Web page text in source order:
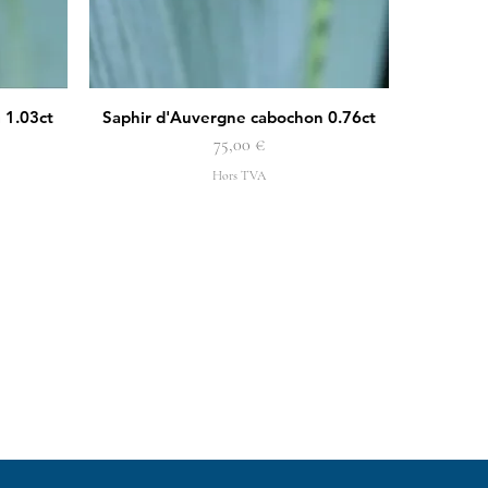
1.03ct Aperçu rapide
Saphir d'Auvergne cabochon 0.76ct
Prix
75,00 €
Hors TVA